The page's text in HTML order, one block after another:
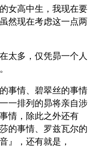
女高中生，我现在要
然现在考虑这一点两
太多，仅凭昴一个人
事情、碧翠丝的事情
一排列的昴将亲自涉
情，除此之外还有
的事情、罗兹瓦尔的
』，还有就是，